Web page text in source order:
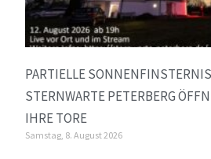
PARTIELLE
STERNWARTE PETERBERG
IHRE TORE
Samstag, 8. August 2026